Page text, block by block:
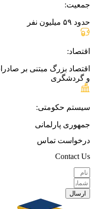
جمعیت:
حدود ۵۹ میلیون نفر
اقتصاد:
اقتصاد بزرگ مبتنی بر
و گردشگری
سیستم حکومتی:
جمهوری پارلمانی
درخواست تماس
Contact Us
ارسال